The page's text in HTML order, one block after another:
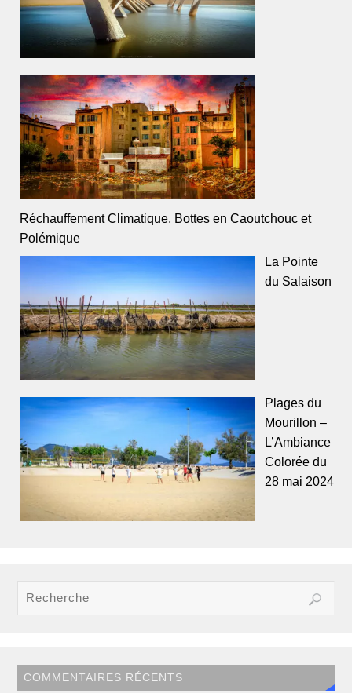
Réchauffement Climatique, Bottes en Caoutchouc et
Polémique
La Pointe
du Salaison
Plages du
Mourillon –
L’Ambiance
Colorée du
28 mai 2024
COMMENTAIRES RÉCENTS